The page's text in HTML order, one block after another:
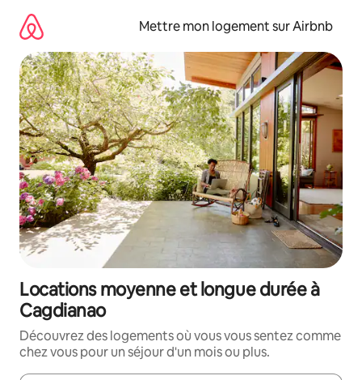
directement
contenu
Mettre mon logement sur Airbnb
Locations moyenne et longue durée à
Cagdianao
Découvrez des logements où vous vous sentez comme
chez vous pour un séjour d'un mois ou plus.